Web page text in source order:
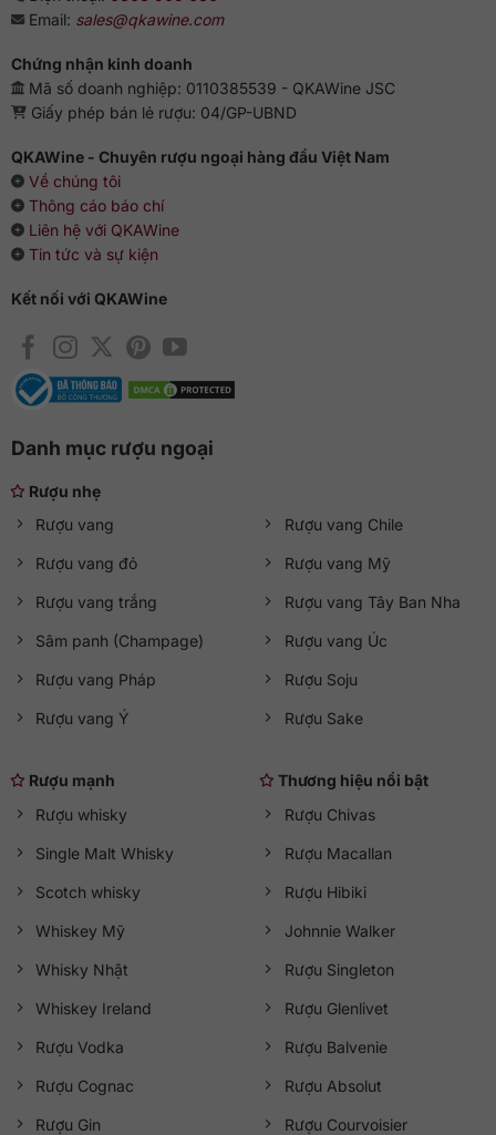
hơn khi kết hợp cùng những món ăn đậm chất Ý như mì Ý
sốt cà chua, pizza kiểu Ý, pate sốt cà chua và các món thịt
đỏ.
Email: sales@qkawine.com
Chứng nhận kinh doanh
Mã số doanh nghiệp: 0110385539 - QKAWine JSC
Giấy phép bán lẻ rượu: 04/GP-UBND
QKAWine - Chuyên rượu ngoại hàng đầu Việt Nam
Về chúng tôi
Thông cáo báo chí
Liên hệ với QKAWine
Tin tức và sự kiện
Kết nối với QKAWine
Danh mục rượu ngoại
Rượu nhẹ
Rượu vang
Rượu vang đỏ
Rượu vang trắng
Sâm panh (Champage)
Rượu vang Pháp
Rượu vang Ý
Rượu vang Chile
Rượu vang Mỹ
Rượu vang Tây Ban Nha
Rượu vang Úc
Rượu Soju
Rượu Sake
Rượu mạnh
Rượu whisky
Single Malt Whisky
Scotch whisky
Whiskey Mỹ
Whisky Nhật
Whiskey Ireland
Rượu Vodka
Rượu Cognac
Rượu Gin
Thương hiệu nổi bật
Rượu Chivas
Rượu Macallan
Rượu Hibiki
Johnnie Walker
Rượu Singleton
Rượu Glenlivet
Rượu Balvenie
Rượu Absolut
Rượu Courvoisier